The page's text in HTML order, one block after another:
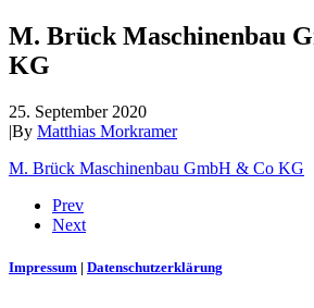
M. Brück Maschinenbau
KG
25. September 2020
|By Matthias Morkramer
M. Brück Maschinenbau GmbH & Co KG
Prev
Next
Impressum | Datenschutzerklärung